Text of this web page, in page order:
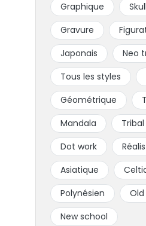
Graphique
Skull
Gravure
Japonais
Neo
Tous les styles
Géométrique
Mandala
Tribal
Dot work
Asiatique
Polynésien
New school